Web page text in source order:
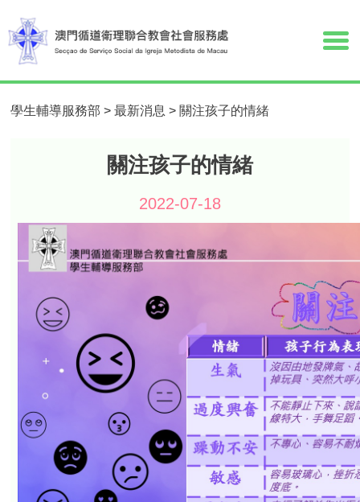
學生輔導服務部 > 最新消息 > 關注孩子的情緒
關注孩子的情緒
2022-07-18